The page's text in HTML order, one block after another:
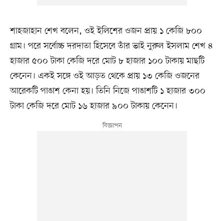
শাহজাহান শেখ বলেন, ওই ইলিশের ওজন প্রায় ১ কেজি ৮০০
গ্রাম। পরে সর্বোচ্চ দরদাতা হিসেবে তাঁর ভাই নুরুল ইসলাম শেখ ৪
হাজার ৫০০ টাকা কেজি দরে মোট ৮ হাজার ১০০ টাকায় মাছটি
কেনেন। একই সঙ্গে ওই আড়ত থেকে প্রায় ১৩ কেজি ওজনের
আরেকটি পাঙাশ কেনা হয়। তিনি নিজে পাঙাশটি ১ হাজার ৩০০
টাকা কেজি দরে মোট ১৬ হাজার ৯০০ টাকায় কেনেন।